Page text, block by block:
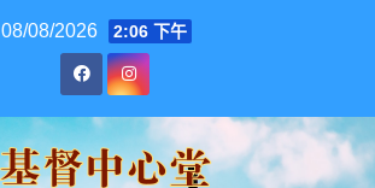
08/08/2026 2:06 下午